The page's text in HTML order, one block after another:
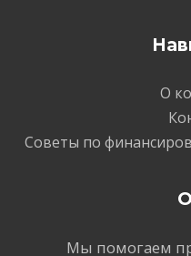
О
Советы по
Мы помогаем